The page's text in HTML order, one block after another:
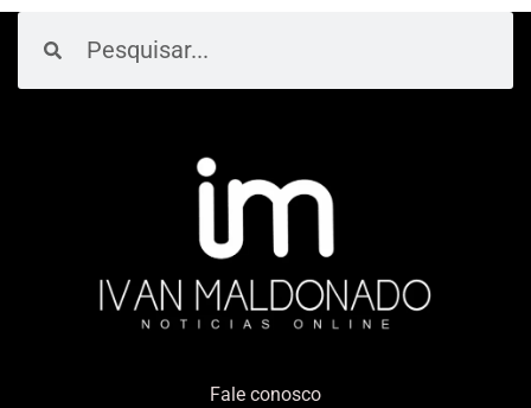
Fale conosco